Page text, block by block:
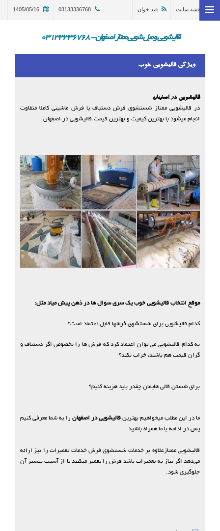
خانه
ترمیم و تعمیر قالی اصفهان
گالری
در خواست سرویس
03133336768
1405/05/16 نقشه سایت فید خوان
قالیشویی و مبل شویی ممتاز اصفهان - 03133336768
ویژگی قالیشویی خوب
قالیشویی در اصفهان
در قالیشویی ممتاز شستشوی فرش دستباف یا فرش ماشینی کاملا متفاوت
انجام میشود با بهترین کیفیت و بهترین قیمت.قالیشویی در اصفهان
موقع انتخاب قالیشویی خوب یک سری سوال ها در ذهن پیش میاد مثل:
کدام قالیشویی برای شستشوی فرشها قابل اعتماد است؟
به کدام قالیشویی می توان اعتماد کرد که فرش ها را بخصوص اگر دستباف و
گران قیمت هم باشند، خراب نکند؟
برای شستن قالی هایمان چقدر باید هزینه کنیم؟
ما در این مطلب میخواهیم بهترین قالیشویی در اصفهان را به شما معرفی کنیم
پس در ادامه با ما همراه باشید
قالیشویی‌ ممتازعلاوه بر خدمات شستشوی فرش خدمات تعمیرات را نیز ارائه
می‌دهد اگر نیاز به تعمیرات باشد فرش را تعمیر میکنند تا از آسیب بیشتر آن
جلوگیری شود.